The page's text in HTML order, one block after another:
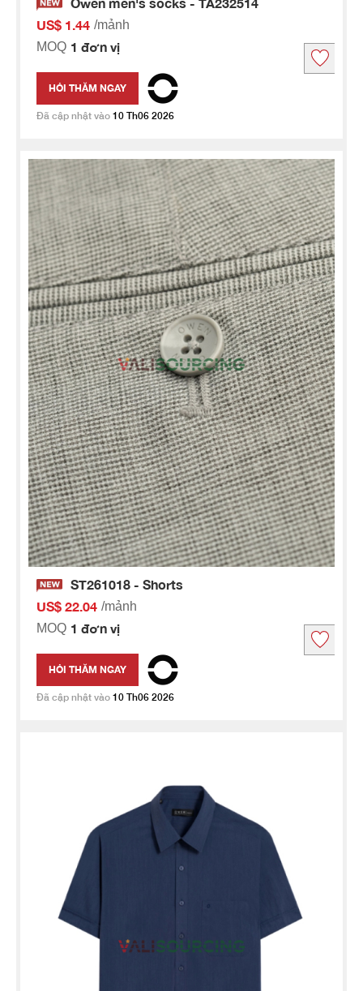
US$ 1.44 /mảnh
MOQ 1 đơn vị
HỎI THĂM NGAY
Đã cập nhật vào 10 Th06 2026
ST261018 - Shorts
US$ 22.04 /mảnh
MOQ 1 đơn vị
HỎI THĂM NGAY
Đã cập nhật vào 10 Th06 2026